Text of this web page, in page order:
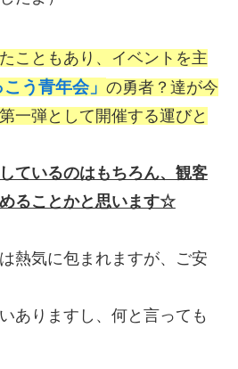
こともあり、イベントを主
う青年会」 の勇者？達が今
一弾として開催する運びと
ているのはもちろん、観客
ることかと思います☆
熱気に包まれますが、ご安
ありますし、何と言っても